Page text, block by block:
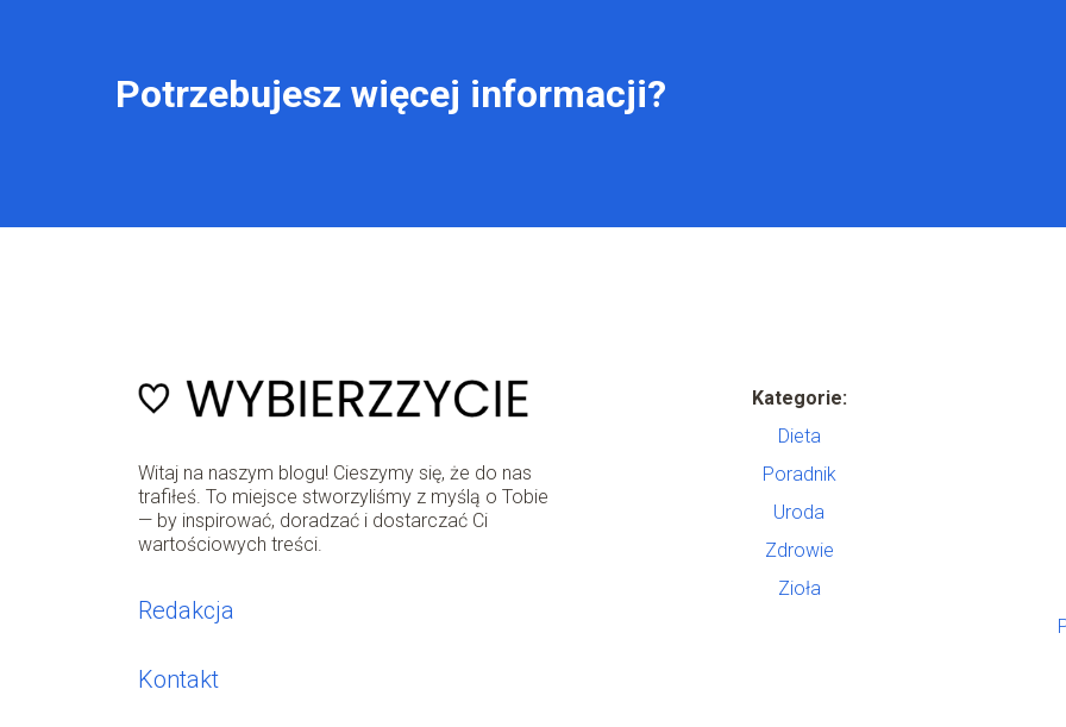
Potrzebujesz więcej informacji?
Witaj na naszym blogu! Cieszymy się, że do nas
trafiłeś. To miejsce stworzyliśmy z myślą o Tobie
— by inspirować, doradzać i dostarczać Ci
wartościowych treści.
Redakcja
Kontakt
Kategorie:
Dieta
Poradnik
Uroda
Zdrowie
Zioła